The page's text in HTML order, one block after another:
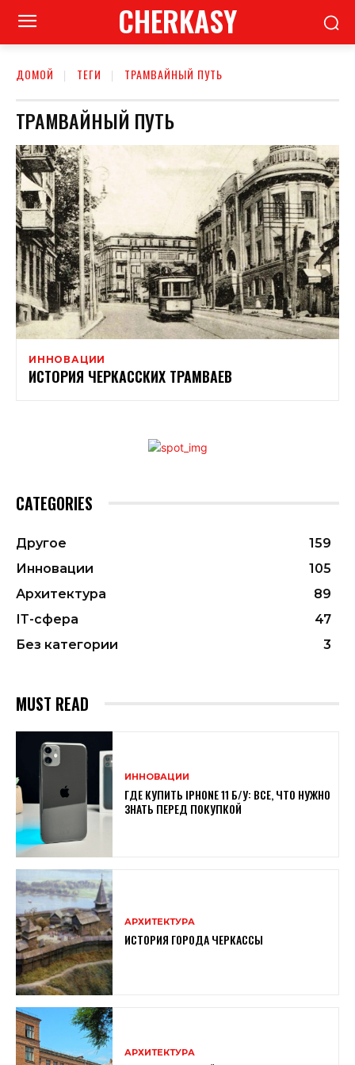
CHERKASY
ДОМОЙ ТЕГИ ТРАМВАЙНЫЙ ПУТЬ
ТРАМВАЙНЫЙ ПУТЬ
ИННОВАЦИИ
ИСТОРИЯ ЧЕРКАССКИХ ТРАМВАЕВ
CATEGORIES
Другое
159
Инновации
105
Архитектура
89
ІТ-сфера
47
Без категории
3
MUST READ
ИННОВАЦИИ
ГДЕ КУПИТЬ IPHONE 11 Б/У: ВСЕ, ЧТО НУЖНО
ЗНАТЬ ПЕРЕД ПОКУПКОЙ
АРХИТЕКТУРА
ИСТОРИЯ ГОРОДА ЧЕРКАССЫ
АРХИТЕКТУРА